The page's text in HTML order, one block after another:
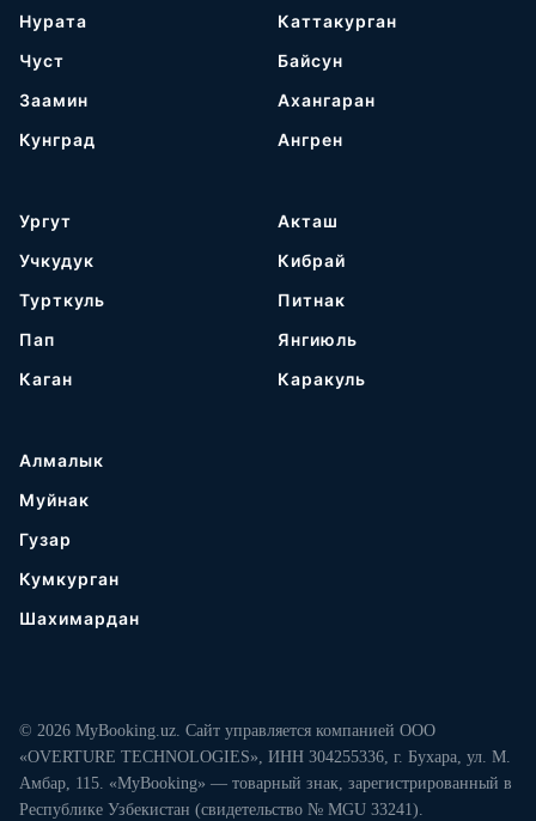
Нурата
Чуст
Заамин
Кунград
Каттакурган
Байсун
Ахангаран
Ангрен
Ургут
Учкудук
Турткуль
Пап
Каган
Акташ
Кибрай
Питнак
Янгиюль
Каракуль
Алмалык
Муйнак
Гузар
Кумкурган
Шахимардан
© 2026 MyBooking.uz. Сайт управляется компанией ООО
«OVERTURE TECHNOLOGIES», ИНН 304255336, г. Бухара, ул. М.
Амбар, 115. «MyBooking» — товарный знак, зарегистрированный в
Республике Узбекистан (свидетельство № MGU 33241).